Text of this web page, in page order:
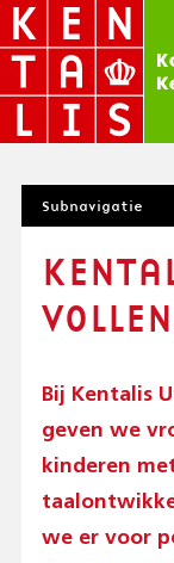
Overslaan
en
de
inhoud
U
Subnavigatie
Bij Kentalis
geven we
kinderen
we er voor